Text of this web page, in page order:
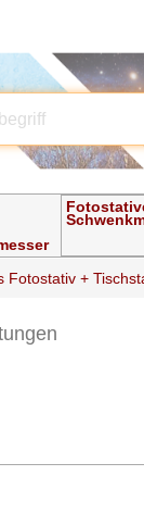
Fotostativ +